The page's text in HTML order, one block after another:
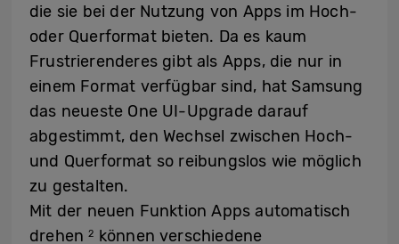
die sie bei der Nutzung von Apps im Hoch-
oder Querformat bieten. Da es kaum
Frustrierenderes gibt als Apps, die nur in
einem Format verfügbar sind, hat Samsung
das neueste One UI-Upgrade darauf
abgestimmt, den Wechsel zwischen Hoch-
und Querformat so reibungslos wie möglich
zu gestalten.
Mit der neuen Funktion Apps automatisch
drehen2 können verschiedene